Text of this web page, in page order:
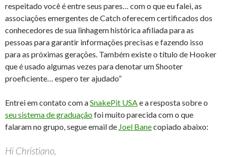
respeitado você é entre seus pares… com o que eu falei, as
associações emergentes de Catch oferecem certificados dos
conhecedores de sua linhagem histórica afiliada para as
pessoas para garantir informações precisas e fazendo isso
para as próximas gerações. Também existe o título de Hooker
que é usado algumas vezes para denotar um Shooter
proeficiente… espero ter ajudado”
Entrei em contato com aSnakePit USAe a resposta sobre o
seu sistema de graduaçãofoi muito parecida com o que
falaram no grupo, segue email de Joel Banecopiado abaixo:
Hi Christiano,